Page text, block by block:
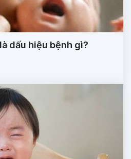
dấu hiệu bệnh gì?